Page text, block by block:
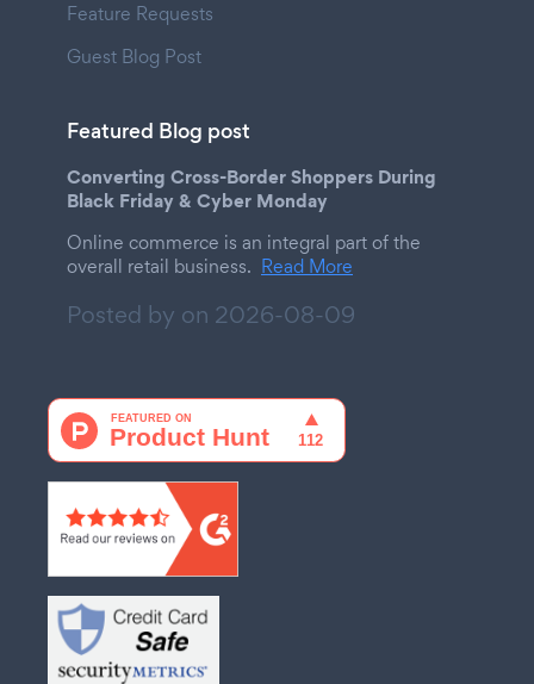
Feature Requests
Guest Blog Post
Featured Blog post
Converting Cross-Border Shoppers During
Black Friday & Cyber Monday
Online commerce is an integral part of the
overall retail business. Read More
Posted by on 2026-08-09